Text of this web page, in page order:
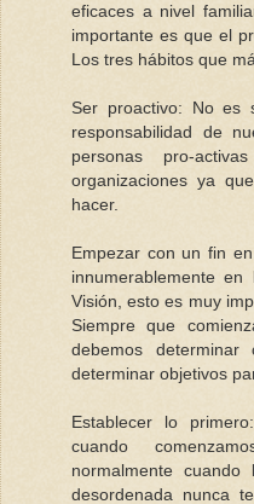
eficaces a nivel
importante es que el
Los tres hábitos que
Ser proactivo: No es
responsabilidad de
personas pro-
organizaciones ya
hacer.
Empezar con un fin
innumerablemente
Visión, esto es muy
Siempre que
debemos
determinar objetivos
Establecer lo
cuando
normalmente
desordenada nunca